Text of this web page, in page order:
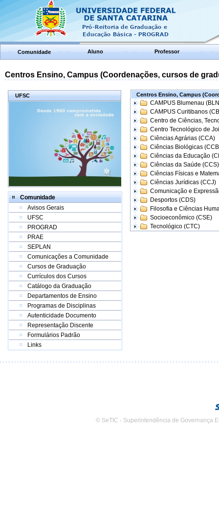
Comunidade Aluno Professor
Centros Ensino, Campus (Coordenações, cursos de
UFSC
Comunidade
Avisos Gerais
UFSC
PROGRAD
PRAE
SEPLAN
Comunicações a Comunidade
Cursos de Graduação
Currículos dos Cursos
Catálogo da Graduação
Departamentos de Ensino
Programas de Disciplinas
Autenticidade Documento
Representação Discente
Formulários Padrão
Links
Centros Ensino, Campus
CAMPUS Blumenau
CAMPUS Curitibanos
Centro de Ciências,
Centro Tecnológico de
Ciências Agrárias (CCA)
Ciências Biológicas
Ciências da Educação
Ciências da Saúde (CCS)
Ciências Físicas e
Ciências Jurídicas (CCJ)
Comunicação e
Desportos (CDS)
Filosofia e Ciências
Socioeconômico (CSE)
Tecnológico (CTC)
© SeTIC - Superintendência de Governança